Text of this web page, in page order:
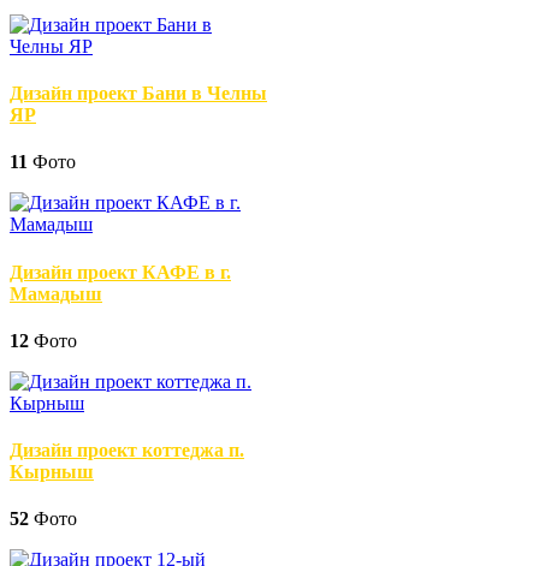
Дизайн проект Бани в Челны
ЯР
11 Фото
Дизайн проект КАФЕ в г.
Мамадыш
12 Фото
Дизайн проект коттеджа п.
Кырныш
52 Фото